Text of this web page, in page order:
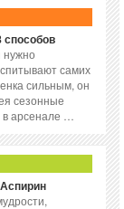
способов
нужно
самих
сильным, он
сезонные
арсенале …